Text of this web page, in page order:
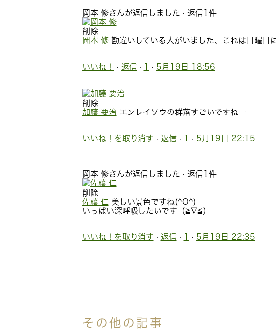
岡本 修さんが返信しました · 返信1件
削除
岡本 修 勘違いしている人がいました、これは日曜日
いいね！ · 返信· 1 · 5月19日 18:56
削除
加藤 要治 エンレイソウの群落すごいですねー
いいね！を取り消す · 返信· 1 · 5月19日 22:15
岡本 修さんが返信しました · 返信1件
削除
佐藤 仁 美しい景色ですね(^O^)
いっぱい深呼吸したいです（≧∇≦）
いいね！を取り消す · 返信· 1 · 5月19日 22:35
その他の記事